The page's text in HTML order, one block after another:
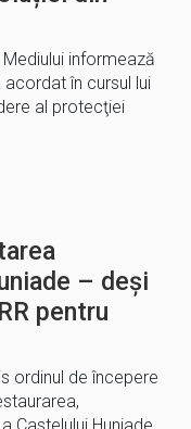
informează
în cursul lui
al protecţiei
– deși
pentru
ordinul de începere